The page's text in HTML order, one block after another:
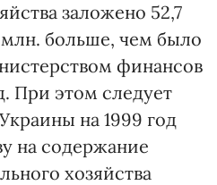
заложено 52,7
больше, чем было
финансов
При этом следует
на 1999 год
на содержание
хозяйства